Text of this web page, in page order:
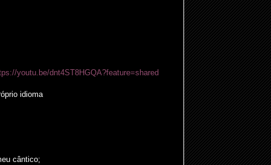
youtu.be/dnt4ST8HGQA?feature=shared
idioma
cântico;